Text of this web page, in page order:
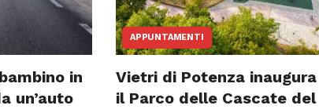
in
un’auto
APPUNTAMENTI
Vietri di Potenza inaugura
il Parco delle Cascate del